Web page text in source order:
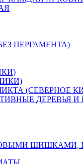
ПЕРГАМЕНТА)
(СЕВЕРНОЕ
ДЕРЕВЬЯ И
ШИШКАМИ,